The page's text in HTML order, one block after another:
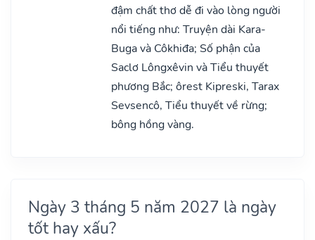
đậm chất thơ dễ đi vào lòng người
nổi tiếng như: Truyện dài Kara-
Buga và Côkhiđa; Số phận của
Saclơ Lôngxêvin và Tiểu thuyết
phương Bắc; ôrest Kipreski, Tarax
Sevsencô, Tiểu thuyết về rừng;
bông hồng vàng.
Ngày 3 tháng 5 năm 2027 là ngày
tốt hay xấu?